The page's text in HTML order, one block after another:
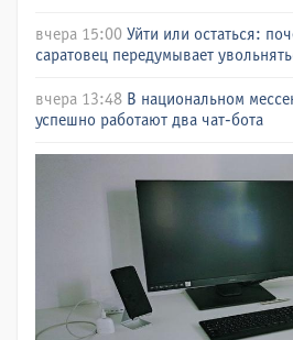
вчера 15:00 Уйти или остаться:
саратовец передумывает
вчера 13:48 В национальном
успешно работают два чат-бота